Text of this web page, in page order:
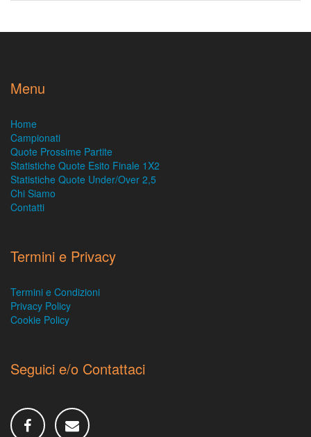
Menu
Home
Campionati
Quote Prossime Partite
Statistiche Quote Esito Finale 1X2
Statistiche Quote Under/Over 2,5
Chi Siamo
Contatti
Termini e Privacy
Termini e Condizioni
Privacy Policy
Cookie Policy
Seguici e/o Contattaci